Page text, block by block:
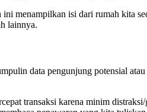
menampilkan isi dari rumah kita
lainnya.
data pengunjung potensial atau
transaksi karena minim